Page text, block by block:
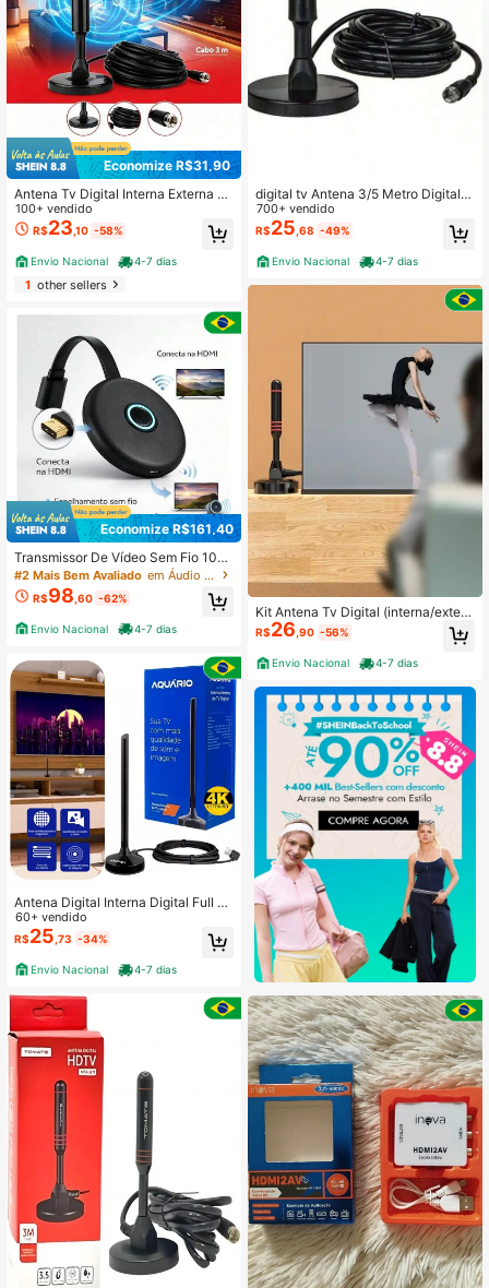
Economize R$31,90
Antena Tv Digital Interna Externa Pr
ova D'água Sinal HDTV Base ImãC
abo 3m/5m - envio imediato
100+ vendido
R$23,10 -58%
Envio Nacional 4-7 dias
1other sellers
Economize R$161,40
Transmissor De Vídeo Sem Fio 108
0p Andoid Ios Wireless
#2 Mais Bem Avaliado em Áudio e vídeo doméstico
R$98 ,60 -62%
Envio Nacional 4-7 dias
Antena Digital Interna Digital Full H
dtv 4k 5 Em 1 Vhf Uhf Fm Hdtv Aqu
ario Dtv-100p Cabo 2.5m
60+ vendido
R$25 ,73 -34%
Envio Nacional 4-7 dias
digital tv Antena 3/5 Metro Digital I
nterna Externa Full Hdtv 4K Cabo G
rande antena digital para tv e conv
ersor
700+ vendido
R$25,68 -49%
Envio Nacional 4-7 dias
Kit Antena Tv Digital (interna/extern
a) Prova Agua
R$26,90 -56%
Envio Nacional 4-7 dias